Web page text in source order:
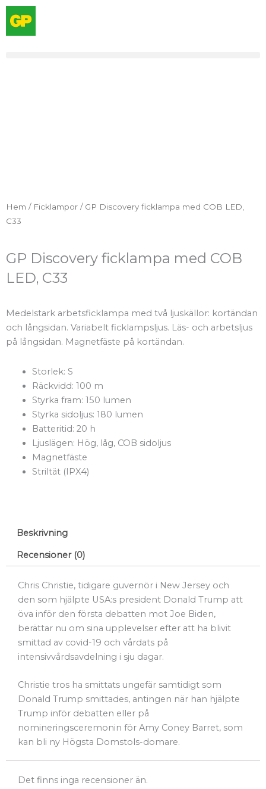
Hoppa
innehåll
Hem / Ficklampor / GP Discovery ficklampa med COB LED,
C33
GP Discovery ficklampa med COB
LED, C33
Medelstark arbetsficklampa med två ljuskällor: kortändan
och långsidan. Variabelt ficklampsljus. Läs- och arbetsljus
på långsidan. Magnetfäste på kortändan.
Storlek: S
Räckvidd: 100 m
Styrka fram: 150 lumen
Styrka sidoljus: 180 lumen
Batteritid: 20 h
Ljuslägen: Hög, låg, COB sidoljus
Magnetfäste
Striltät (IPX4)
Beskrivning
Recensioner (0)
Chris Christie, tidigare guvernör i New Jersey och
den som hjälpte USA:s president Donald Trump att
öva inför den första debatten mot Joe Biden,
berättar nu om sina upplevelser efter att ha blivit
smittad av covid-19 och vårdats på
intensivvårdsavdelning i sju dagar.
Christie tros ha smittats ungefär samtidigt som
Donald Trump smittades, antingen när han hjälpte
Trump inför debatten eller på
nomineringsceremonin för Amy Coney Barret, som
kan bli ny Högsta Domstols-domare.
Det finns inga recensioner än.